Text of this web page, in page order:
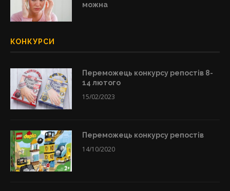
можна
КОНКУРСИ
Переможець конкурсу репостів 8-
14 лютого
15/02/2023
Переможець конкурсу репостів
14/10/2020